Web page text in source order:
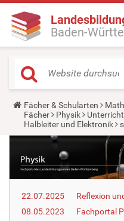
Baden-
Y
o
u
a
h
e
r
:
Fächer & Schularten
Fächer
Physik
Halbleiter und Elektronik
22.07.2025
Reflexion
08.05.2023
Fachportal